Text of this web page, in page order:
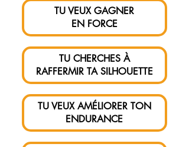
TU VEUX GAGNER
EN FORCE
TU CHERCHES À
RAFFERMIR TA SILHOUETTE
TU VEUX AMÉLIORER TON
ENDURANCE